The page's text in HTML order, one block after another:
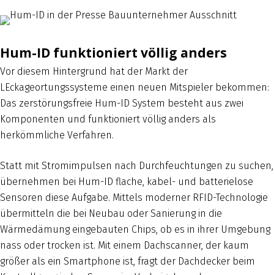
Hum-ID funktioniert völlig anders
Vor diesem Hintergrund hat der Markt der
LEckageortungssysteme einen neuen Mitspieler bekommen:
Das zerstörungsfreie Hum-ID System besteht aus zwei
Komponenten und funktioniert völlig anders als
herkömmliche Verfahren.
Statt mit Stromimpulsen nach Durchfeuchtungen zu suchen,
übernehmen bei Hum-ID flache, kabel- und batterielose
Sensoren diese Aufgabe. Mittels moderner RFID-Technologie
übermitteln die bei Neubau oder Sanierung in die
Wärmedämung eingebauten Chips, ob es in ihrer Umgebung
nass oder trocken ist. Mit einem Dachscanner, der kaum
größer als ein Smartphone ist, fragt der Dachdecker beim